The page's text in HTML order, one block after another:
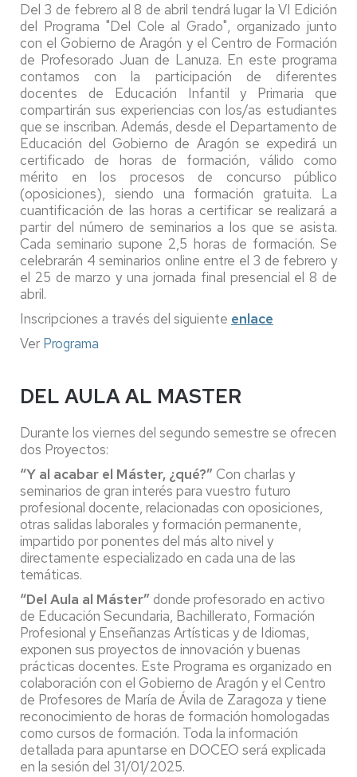
Del 3 de febrero al 8 de abril tendrá lugar la VI Edición
del Programa "Del Cole al Grado", organizado junto
con el Gobierno de Aragón y el Centro de Formación
de Profesorado Juan de Lanuza. En este programa
contamos con la participación de diferentes
docentes de Educación Infantil y Primaria que
compartirán sus experiencias con los/as estudiantes
que se inscriban. Además, desde el Departamento de
Educación del Gobierno de Aragón se expedirá un
certificado de horas de formación, válido como
mérito en los procesos de concurso público
(oposiciones), siendo una formación gratuita. La
cuantificación de las horas a certificar se realizará a
partir del número de seminarios a los que se asista.
Cada seminario supone 2,5 horas de formación. Se
celebrarán 4 seminarios online entre el 3 de febrero y
el 25 de marzo y una jornada final presencial el 8 de
abril.
Inscripciones a través del siguiente enlace
Ver Programa
DEL AULA AL MASTER
Durante los viernes del segundo semestre se ofrecen
dos Proyectos:
“Y al acabar el Máster, ¿qué?”Con charlas y
seminarios de gran interés para vuestro futuro
profesional docente, relacionadas con oposiciones,
otras salidas laborales y formación permanente,
impartido por ponentes del más alto nivel y
directamente especializado en cada una de las
temáticas.
“Del Aula al Máster”donde profesorado en activo
de Educación Secundaria, Bachillerato, Formación
Profesional y Enseñanzas Artísticas y de Idiomas,
exponen sus proyectos de innovación y buenas
prácticas docentes. Este Programa es organizado en
colaboración con el Gobierno de Aragón y el Centro
de Profesores de María de Ávila de Zaragoza y tiene
reconocimiento de horas de formación homologadas
como cursos de formación. Toda la información
detallada para apuntarse en DOCEO será explicada
en la sesión del 31/01/2025.